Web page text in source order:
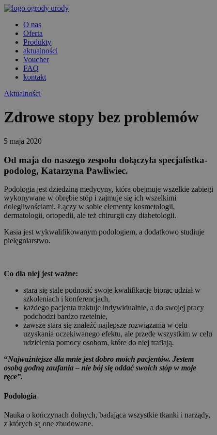
O nas
Oferta
Produkty
aktualności
Voucher
FAQ
kontakt
Aktualności
Zdrowe stopy bez problemów
5 maja 2020
Od maja do naszego zespołu dołączyła specjalistka-
podolog, Katarzyna Pawliwiec.
Podologia jest dziedziną medycyny, która obejmuje wszelkie zabiegi
wykonywane w obrębie stóp i zajmuje się ich wszelkimi
dolegliwościami. Łączy w sobie elementy kosmetologii,
dermatologii, ortopedii, ale też chirurgii czy diabetologii.
Kasia jest wykwalifikowanym podologiem, a dodatkowo studiuje
pielęgniarstwo.
Co dla niej jest ważne:
stara się stale podnosić swoje kwalifikacje biorąc udział w
szkoleniach i konferencjach,
każdego pacjenta traktuje indywidualnie, a do swojej pracy
podchodzi bardzo rzetelnie,
zawsze stara się znaleźć najlepsze rozwiązania w celu
uzyskania oczekiwanego efektu, ale przede wszystkim w celu
udzielenia pomocy osobom, które do niej trafiają.
“Najważniejsze dla mnie jest dobro moich pacjentów. Jestem
osobą godną zaufania – nie bój się oddać swoich stóp w moje
ręce”.
Podologia
Nauka o kończynach dolnych, badająca wszystkie tkanki i narządy,
z których są one zbudowane.